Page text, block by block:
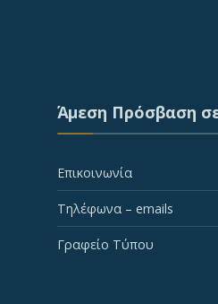
Άμεση Πρόσβαση
Επικοινωνία
Τηλέφωνα – emails
Γραφείο Τύπου